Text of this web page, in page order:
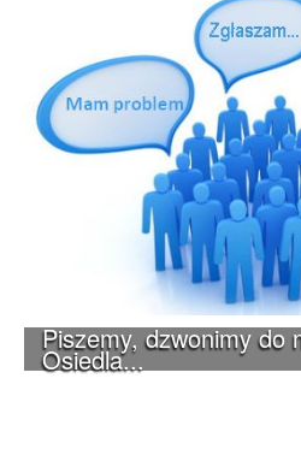
Piszemy, dzwonimy do
Osiedla...